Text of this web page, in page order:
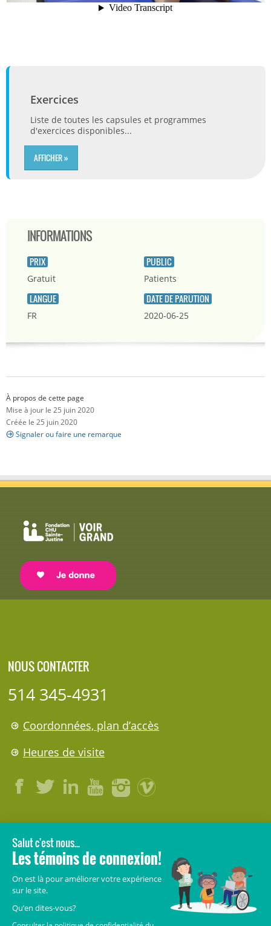
Exercices
Liste de toutes les capsules et programmes
d'exercices disponibles...
AFFICHER »
INFORMATIONS
PRIX
Gratuit
PUBLIC
Patients
LANGUE
FR
DATE DE PARUTION
2020-06-25
À propos de cette page
Mise à jour le 25 juin 2020
Créée le 25 juin 2020
Signaler ou faire une remarque
NOUS CONTACTER
514 345-4931
Coordonnées, plan d’accès
Heures de visite
LÉGAL
© 2006-2026CHU Sainte-Justine.
Avis légaux
Crédits